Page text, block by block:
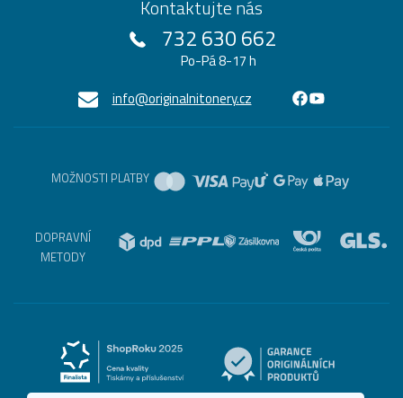
Kontaktujte nás
732 630 662
Po-Pá 8-17 h
info@originalnitonery.cz
MOŽNOSTI PLATBY
DOPRAVNÍ
METODY